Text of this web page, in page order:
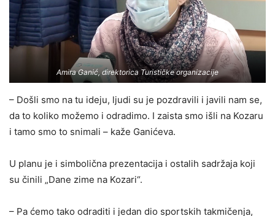
Amira Ganić, direktorica Turističke organizacije
– Došli smo na tu ideju, ljudi su je pozdravili i javili nam se,
da to koliko možemo i odradimo. I zaista smo išli na Kozaru
i tamo smo to snimali – kaže Ganićeva.
U planu je i simbolična prezentacija i ostalih sadržaja koji
su činili „Dane zime na Kozari“.
– Pa ćemo tako odraditi i jedan dio sportskih takmičenja,